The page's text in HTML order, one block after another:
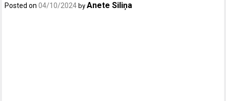
Posted on04/10/2024 byAnete Siliņa